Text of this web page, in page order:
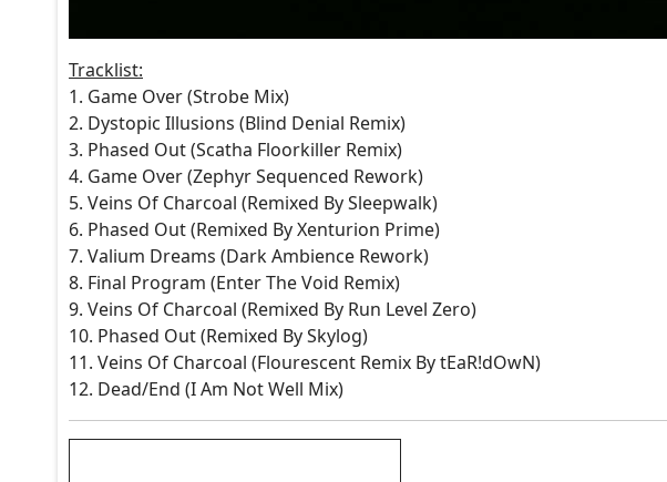
Tracklist:
1. Game Over (Strobe Mix)
2. Dystopic Illusions (Blind Denial Remix)
3. Phased Out (Scatha Floorkiller Remix)
4. Game Over (Zephyr Sequenced Rework)
5. Veins Of Charcoal (Remixed By Sleepwalk)
6. Phased Out (Remixed By Xenturion Prime)
7. Valium Dreams (Dark Ambience Rework)
8. Final Program (Enter The Void Remix)
9. Veins Of Charcoal (Remixed By Run Level Zero)
10. Phased Out (Remixed By Skylog)
11. Veins Of Charcoal (Flourescent Remix By tEaR!dOwN)
12. Dead/End (I Am Not Well Mix)